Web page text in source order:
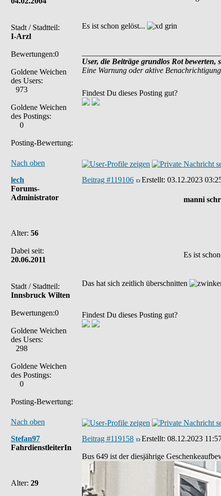
Stadt / Stadtteil:
I-Arzl
Bewertungen:0
Goldene Weichen
des Users:
973
Goldene Weichen
des Postings:
0
Posting-Bewertung:
Es ist schon gelöst...
User, die Beiträge grundlos Rot
Eine Warnung oder aktive
Findest Du dieses Posting gut?
Nach oben
lech
Forums-
Administrator
Alter: 56
Dabei seit:
20.06.2011
Stadt / Stadtteil:
Innsbruck Wilten
Bewertungen:0
Goldene Weichen
des Users:
298
Goldene Weichen
des Postings:
0
Posting-Bewertung:
Beitrag #119106 Erstellt: 03.12.2023
manni
Es ist
Das hat sich zeitlich überschnitten
Findest Du dieses Posting gut?
Nach oben
Stefan97
FahrdienstleiterIn
Alter: 29
Beitrag #119158 Erstellt: 08.12.2023
Bus 649 ist der diesjährige